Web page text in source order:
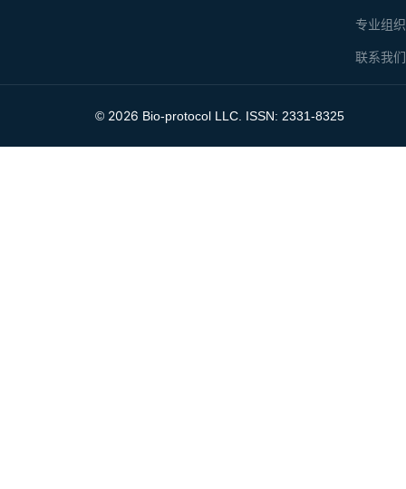
专业组
联系我们
© 2026 Bio-protocol LLC. ISSN: 2331-8325